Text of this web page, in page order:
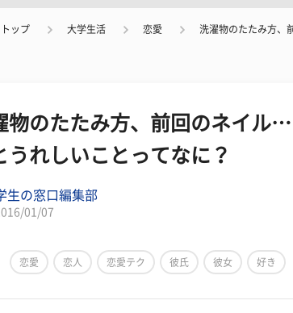
ップ 大学生活 恋愛 洗濯物のたたみ方、
物のたたみ方、前回のネイル
うれしいことってなに？
生の窓口編集部
01/07
恋愛 恋人 恋愛テク 彼氏 彼女 好き